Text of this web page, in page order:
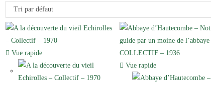
Tri par défaut
Vue rapide
Vue rapide